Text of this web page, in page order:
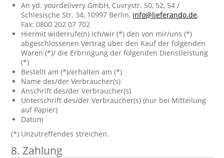
An yd. yourdelivery GmbH, Cuvrystr. 50, 52, 54 /
Schlesische Str. 34, 10997 Berlin, info@lieferando.de,
Fax: 0800 202 07 702
Hiermit widerrufe(n) ich/wir (*) den von mir/uns (*)
abgeschlossenen Vertrag über den Kauf der folgenden
Waren (*)/ die Erbringung der folgenden Dienstleistung
(*)
Bestellt am (*)/erhalten am (*)
Name des/der Verbraucher(s)
Anschrift des/der Verbraucher(s)
Unterschrift des/der Verbraucher(s) (nur bei Mitteilung
auf Papier)
Datum
(*) Unzutreffendes streichen.
8. Zahlung